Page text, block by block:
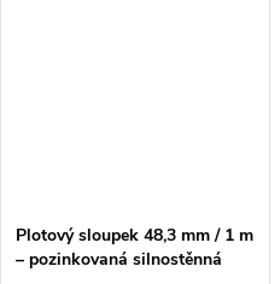
Plotový sloupek 48,3 mm / 1 m
– pozinkovaná silnostěnná